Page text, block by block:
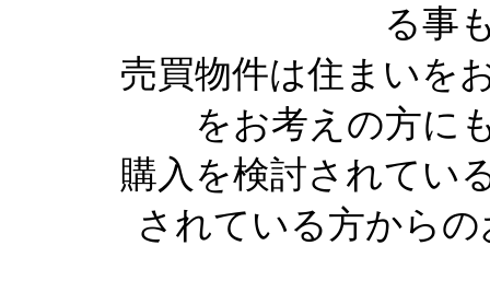
る事
売買物件は住まいを
をお考えの方に
購入を検討されてい
されている方から